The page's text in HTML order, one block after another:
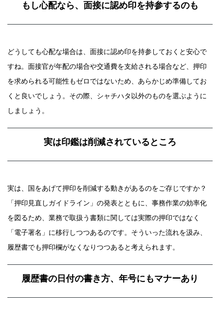
もし心配なら、面接に認め印を持参するのも
どうしても心配な場合は、面接に認め印を持参しておくと安心で
すね。面接官が年配の場合や交通費を支給される場合など、押印
を求められる可能性もゼロではないため、あらかじめ準備してお
くと良いでしょう。その際、シャチハタ以外のものを選ぶように
しましょう。
実は印鑑は削減されているところ
実は、国をあげて押印を削減する動きがあるのをご存じですか？
「押印見直しガイドライン」の発表とともに、事務作業の効率化
を図るため、業務で取扱う書類に関しては実際の押印ではなく
「電子署名」に移行しつつあるのです。そういった流れを汲み、
履歴書でも押印欄がなくなりつつあると考えられます。
履歴書の日付の書き方、年号にもマナーあり